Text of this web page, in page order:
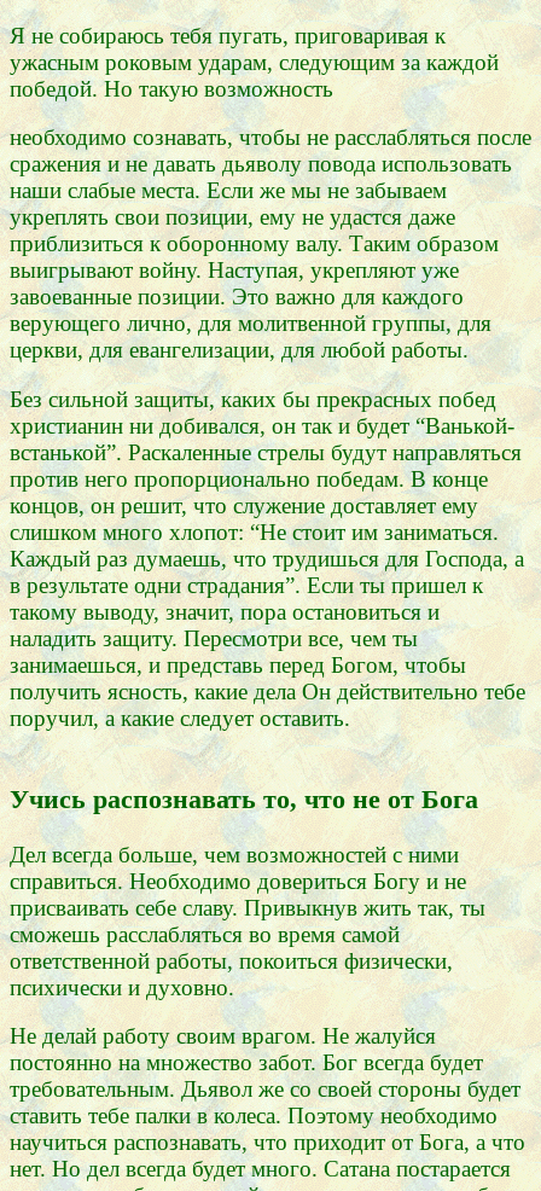
Я не собираюсь тебя пугать, приговаривая к
ужасным роковым ударам, следующим за каждой
победой. Но такую возможность
необходимо сознавать, чтобы не расслабляться после
сражения и не давать дьяволу повода использовать
наши слабые места. Если же мы не забываем
укреплять свои позиции, ему не удастся даже
приблизиться к оборонному валу. Таким образом
выигрывают войну. Наступая, укрепляют уже
завоеванные позиции. Это важно для каждого
верующего лично, для молитвенной группы, для
церкви, для евангелизации, для любой работы.
Без сильной защиты, каких бы прекрасных побед
христианин ни добивался, он так и будет “Ванькой-
встанькой”. Раскаленные стрелы будут направляться
против него пропорционально победам. В конце
концов, он решит, что служение доставляет ему
слишком много хлопот: “Не стоит им заниматься.
Каждый раз думаешь, что трудишься для Господа, а
в результате одни страдания”. Если ты пришел к
такому выводу, значит, пора остановиться и
наладить защиту. Пересмотри все, чем ты
занимаешься, и представь перед Богом, чтобы
получить ясность, какие дела Он действительно тебе
поручил, а какие следует оставить.
Учись распознавать то, что не от Бога
Дел всегда больше, чем возможностей с ними
справиться. Необходимо довериться Богу и не
присваивать себе славу. Привыкнув жить так, ты
сможешь расслабляться во время самой
ответственной работы, покоиться физически,
психически и духовно.
Не делай работу своим врагом. Не жалуйся
постоянно на множество забот. Бог всегда будет
требовательным. Дьявол же со своей стороны будет
ставить тебе палки в колеса. Поэтому необходимо
научиться распознавать, что приходит от Бога, а что
нет. Но дел всегда будет много. Сатана постарается